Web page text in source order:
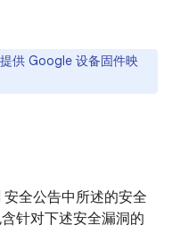
供 Google 设备固件映
全公告中所述的安全
针对下述安全漏洞的